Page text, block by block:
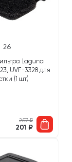
26
Laguna
UVF-3328 для
(1 шт)
257₽
201 ₽